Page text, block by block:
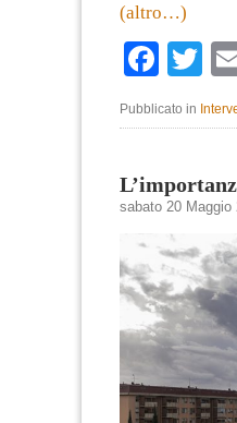
(altro…)
Pubblicato in
sabato 20 Maggio